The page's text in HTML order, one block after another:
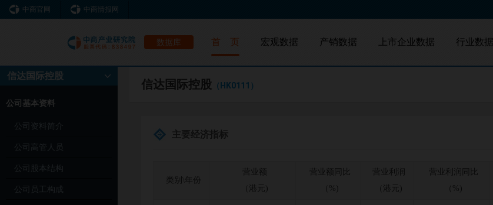
中商官网 中商情报网
数据库 首 页 宏观数据 产销数据 上市企业数据 行业数据
信达国际控股
公司基本资料
公司资料简介
公司高管人员
公司股本结构
公司员工构成
信达国际控股 （HK0111）
主要经济指标
类别\年份
营业额
（港元)
营业额同比
（%)
营业利润
（港元)
营业利润同比
（%)